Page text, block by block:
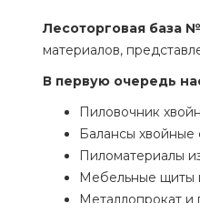
Лесоторговая база
материалов,
В первую очередь
Пиловочник
Балансы хвойные
Пиломатериалы
Мебельные щиты
Металлопрокат и